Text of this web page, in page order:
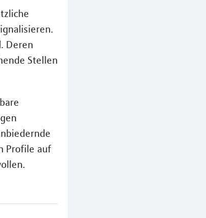
Deren
Stellen
Profile auf